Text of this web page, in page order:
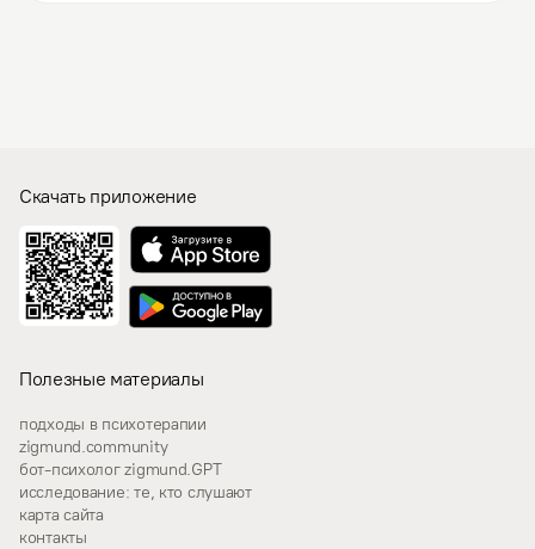
Скачать приложение
Полезные материалы
подходы в психотерапии
zigmund.community
бот-психолог zigmund.GPT
исследование: те, кто слушают
карта сайта
контакты